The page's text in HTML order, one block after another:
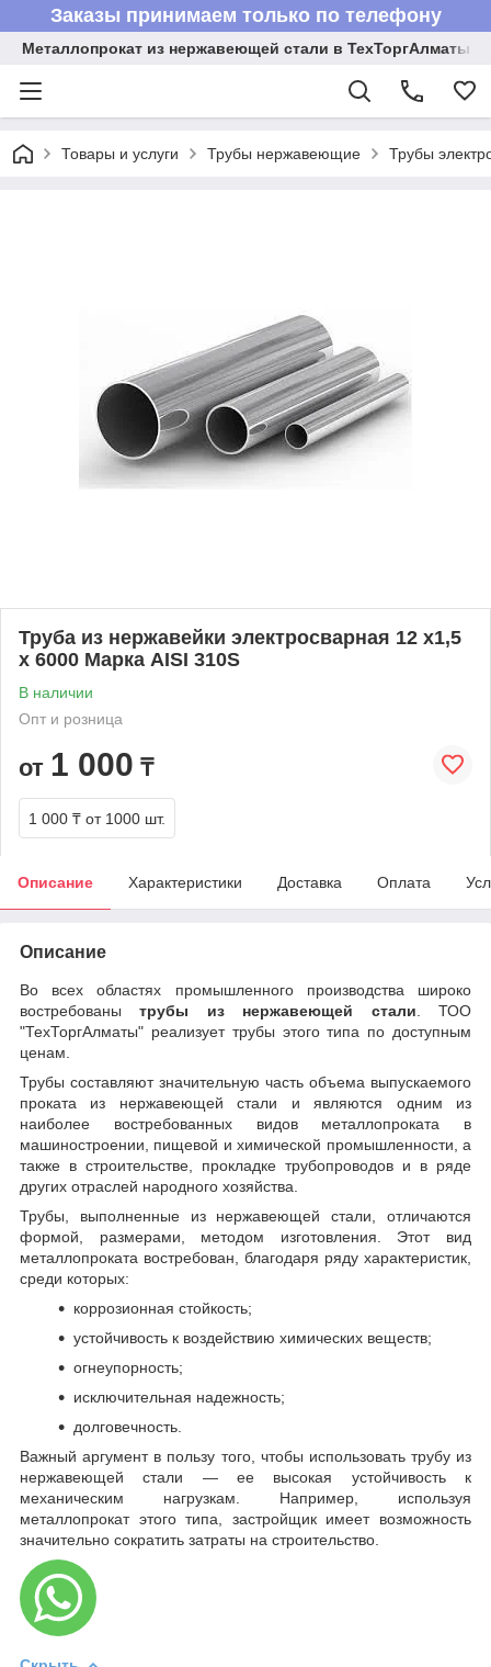
Заказы принимаем только по телефону
Металлопрокат из нержавеющей стали в ТехТоргАлматы
Товары и услуги Трубы нержавеющие Трубы
Труба из нержавейки электросварная 12 х1,5
х 6000 Марка AISI 310S
В наличии
Опт и розница
от 1 000 ₸
1 000 ₸ от 1000 шт.
Описание Характеристики Доставка Оплата
Описание
Во всех областях промышленного производства широко
востребованытрубы из нержавеющей стали . ТОО
"ТехТоргАлматы" реализует трубы этого типа по доступным
ценам.
Трубы составляют значительную часть объема выпускаемого
проката из нержавеющей стали и являются одним из
наиболее востребованных видов металлопроката в
машиностроении, пищевой и химической промышленности, а
также в строительстве, прокладке трубопроводов и в ряде
других отраслей народного хозяйства.
Трубы, выполненные из нержавеющей стали, отличаются
формой, размерами, методом изготовления. Этот вид
металлопроката востребован, благодаря ряду характеристик,
среди которых:
коррозионная стойкость;
устойчивость к воздействию химических веществ;
огнеупорность;
исключительная надежность;
долговечность.
Важный аргумент в пользу того, чтобы использовать трубу из
нержавеющей стали — ее высокая устойчивость к
механическим нагрузкам. Например, используя
металлопрокат этого типа, застройщик имеет возможность
значительно сократить затраты на строительство.